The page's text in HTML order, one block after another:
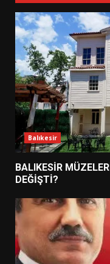
Balıkesir
BALIKESİR
DEĞİŞTİ?